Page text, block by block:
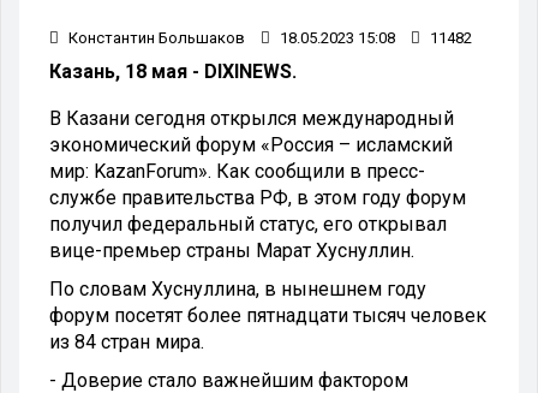
Константин Большаков 18.05.2023 15:08 11482
Казань, 18 мая - DIXINEWS.
В Казани сегодня открылся международный
экономический форум «Россия – исламский
мир: KazanForum». Как сообщили в пресс-
службе правительства РФ, в этом году форум
получил федеральный статус, его открывал
вице-премьер страны Марат Хуснуллин.
По словам Хуснуллина, в нынешнем году
форум посетят более пятнадцати тысяч человек
из 84 стран мира.
- Доверие стало важнейшим фактором